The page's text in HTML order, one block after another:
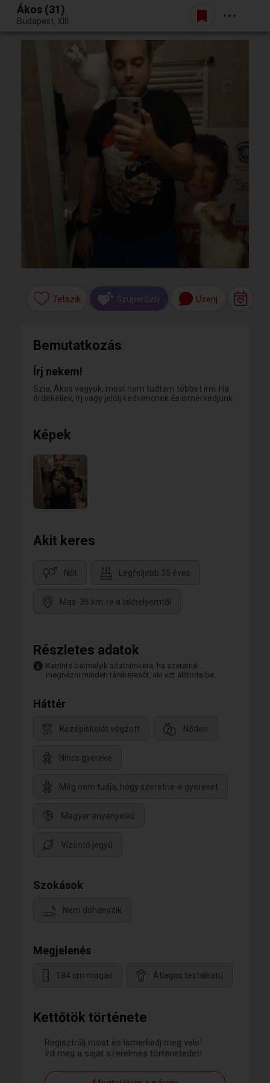
Egy jó randiból bármi lehet.
Belépés
Ákos (31)
Budapest, XIII.
Kettőtök története
Regisztrálj most és ismerkedj meg vele!
Írd meg a saját szerelmes történetedet!
Tetszik SzuperSzív Üzenj
Bemutatkozás
Írj nekem!
Szia, Ákos vagyok, most nem tudtam többet írni. Ha
érdekellek, írj vagy jelölj kedvencnek és ismerkedjünk.
Képek
Akit keres
Nőt Legfeljebb 35 éves
Max. 35 km-re a lakhelyemtől
Részletes adatok
Kattints bármelyik adatcímkére, ha szeretnél
megnézni minden társkeresőt, aki ezt állította be.
Háttér
Középiskolát végzett Nőtlen
Nincs gyereke
Még nem tudja, hogy szeretne-e gyereket
Magyar anyanyelvű
Vízöntő jegyű
Szokások
Nem dohányzik
Megjelenés
184 cm magas Átlagos testalkatú